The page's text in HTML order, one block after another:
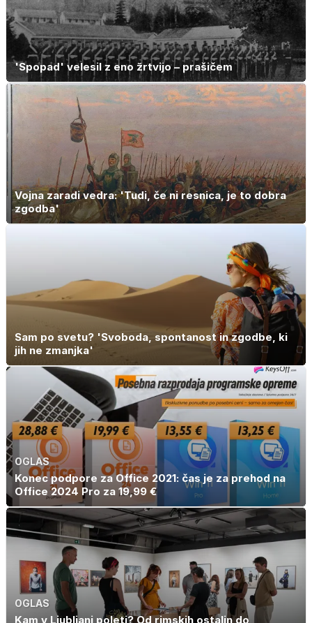
'Spopad' velesil z eno žrtvijo – prašičem
Vojna zaradi vedra: 'Tudi, če ni resnica, je to dobra
zgodba'
Sam po svetu? 'Svoboda, spontanost in zgodbe, ki
jih ne zmanjka'
OGLAS
Konec podpore za Office 2021: čas je za prehod na
Office 2024 Pro za 19,99 €
OGLAS
Kam v Ljubljani poleti? Od rimskih ostalin do